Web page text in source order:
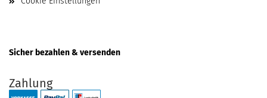
Sicher bezahlen & versenden
Zahlung